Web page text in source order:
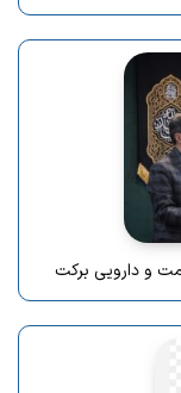
و دارویی برکت